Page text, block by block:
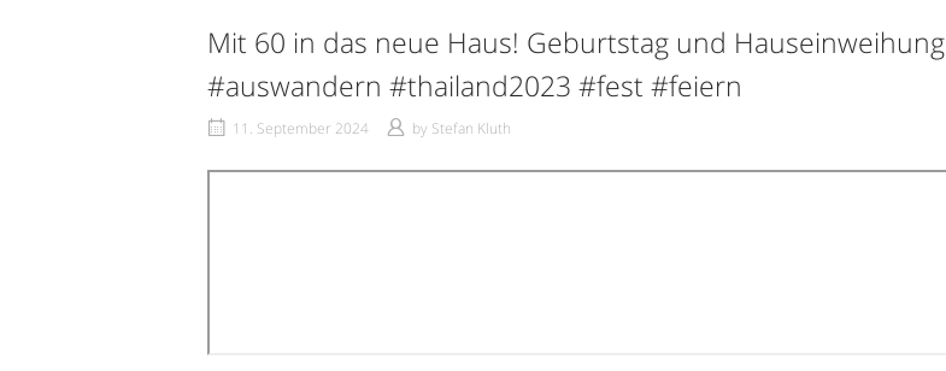
Mit 60 in das neue Haus! Geburtstag und Hauseinweihung
#auswandern #thailand2023 #fest #feiern
11. September 2024 by Stefan Kluth